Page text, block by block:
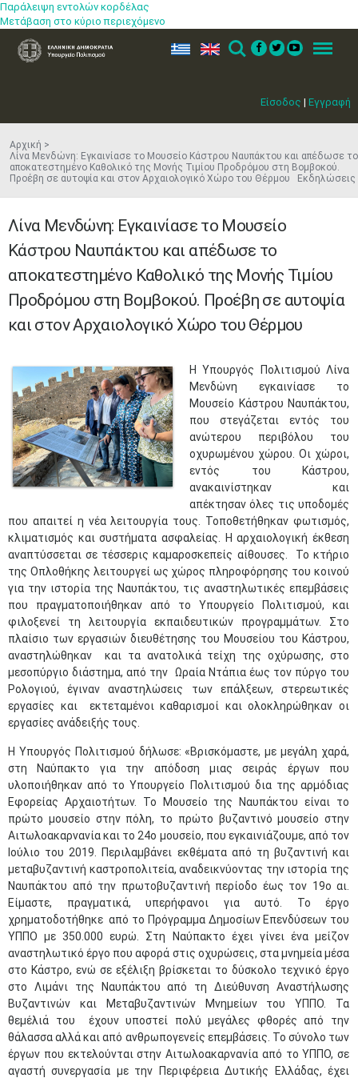
Παράλειψη εντολών κορδέλας
Μετάβαση στο κύριο περιεχόμενο
Είσοδος | Εγγραφή
ελ en Search Menu
Αρχική
Λίνα Μενδώνη: Εγκαινίασε το Μουσείο Κάστρου Ναυπάκτου και απέδωσε το
αποκατεστημένο Καθολικό της Μονής Τιμίου Προδρόμου στη Βομβοκού.
Προέβη σε αυτοψία και στον Αρχαιολογικό Χώρο του Θέρμου Εκδηλώσεις
Λίνα Μενδώνη: Εγκαινίασε το Μουσείο
Κάστρου Ναυπάκτου και απέδωσε το
αποκατεστημένο Καθολικό της Μονής Τιμίου
Προδρόμου στη Βομβοκού. Προέβη σε αυτοψία
και στον Αρχαιολογικό Χώρο του Θέρμου
​Η Υπουργός Πολιτισμού Λίνα
Μενδώνη εγκαινίασε το
Μουσείο Κάστρου Ναυπάκτου,
που στεγάζεται εντός του
ανώτερου περιβόλου του
οχυρωμένου χώρου. Οι χώροι,
εντός του Κάστρου,
ανακαινίστηκαν και
απέκτησαν όλες τις υποδομές
που απαιτεί η νέα λειτουργία τους. Τοποθετήθηκαν φωτισμός,
κλιματισμός και συστήματα ασφαλείας. Η αρχαιολογική έκθεση
αναπτύσσεται σε τέσσερις καμαροσκεπείς αίθουσες. Το κτήριο
της Οπλοθήκης λειτουργεί ως χώρος πληροφόρησης του κοινού
για την ιστορία της Ναυπάκτου, τις αναστηλωτικές επεμβάσεις
που πραγματοποιήθηκαν από το Υπουργείο Πολιτισμού, και
φιλοξενεί τη λειτουργία εκπαιδευτικών προγραμμάτων. Στο
πλαίσιο των εργασιών διευθέτησης του Μουσείου του Κάστρου,
αναστηλώθηκαν και τα ανατολικά τείχη της οχύρωσης, στο
μεσοπύργιο διάστημα, από την Ωραία Ντάπια έως τον πύργο του
Ρολογιού, έγιναν αναστηλώσεις των επάλξεων, στερεωτικές
εργασίες και εκτεταμένοι καθαρισμοί και ολοκληρώθηκαν οι
εργασίες ανάδειξής τους.
Η Υπουργός Πολιτισμού δήλωσε: «Βρισκόμαστε, με μεγάλη χαρά,
στη Ναύπακτο για την απόδοση μιας σειράς έργων που
υλοποιήθηκαν από το Υπουργείο Πολιτισμού δια της αρμόδιας
Εφορείας Αρχαιοτήτων. Το Μουσείο της Ναυπάκτου είναι το
πρώτο μουσείο στην πόλη, το πρώτο βυζαντινό μουσείο στην
Αιτωλοακαρνανία και το 24ο μουσείο, που εγκαινιάζουμε, από τον
Ιούλιο του 2019. Περιλαμβάνει εκθέματα από τη βυζαντινή και
μεταβυζαντινή καστροπολιτεία, αναδεικνύοντας την ιστορία της
Ναυπάκτου από την πρωτοβυζαντινή περίοδο έως τον 19ο αι.
Είμαστε, πραγματικά, υπερήφανοι για αυτό. Το έργο
χρηματοδοτήθηκε από το Πρόγραμμα Δημοσίων Επενδύσεων του
ΥΠΠΟ με 350.000 ευρώ. Στη Ναύπακτο έχει γίνει ένα μείζον
αναστηλωτικό έργο που αφορά στις οχυρώσεις, στα μνημεία μέσα
στο Κάστρο, ενώ σε εξέλιξη βρίσκεται το δύσκολο τεχνικό έργο
στο Λιμάνι της Ναυπάκτου από τη Διεύθυνση Αναστήλωσης
Βυζαντινών και Μεταβυζαντινών Μνημείων του ΥΠΠΟ. Τα
θεμέλιά του έχουν υποστεί πολύ μεγάλες φθορές από την
θάλασσα αλλά και από ανθρωπογενείς επεμβάσεις. Το σύνολο των
έργων που εκτελούνται στην Αιτωλοακαρνανία από το ΥΠΠΟ, σε
αγαστή συνεργασία με την Περιφέρεια Δυτικής Ελλάδας, έχει